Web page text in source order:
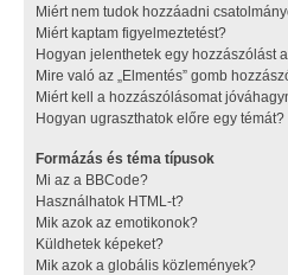
Miért nem tudok hozzáadni
Miért kaptam figyelmeztetést?
Hogyan jelenthetek egy hozzászólást
Mire való az „Elmentés” gomb
Miért kell a hozzászólásomat
Hogyan ugraszthatok előre egy témát?
Formázás és téma típusok
Mi az a BBCode?
Használhatok HTML-t?
Mik azok az emotikonok?
Küldhetek képeket?
Mik azok a globális közlemények?